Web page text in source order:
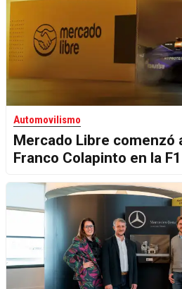
Automovilismo
Mercado Libre comenzó
Franco Colapinto en la F1